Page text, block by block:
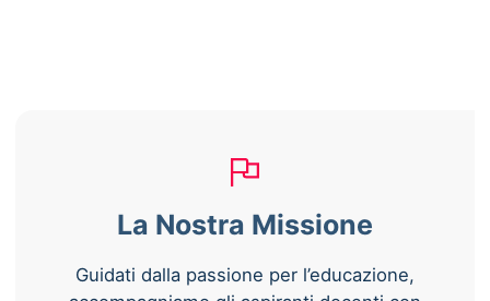
La Nostra Missione
Guidati dalla passione per l’educazione,